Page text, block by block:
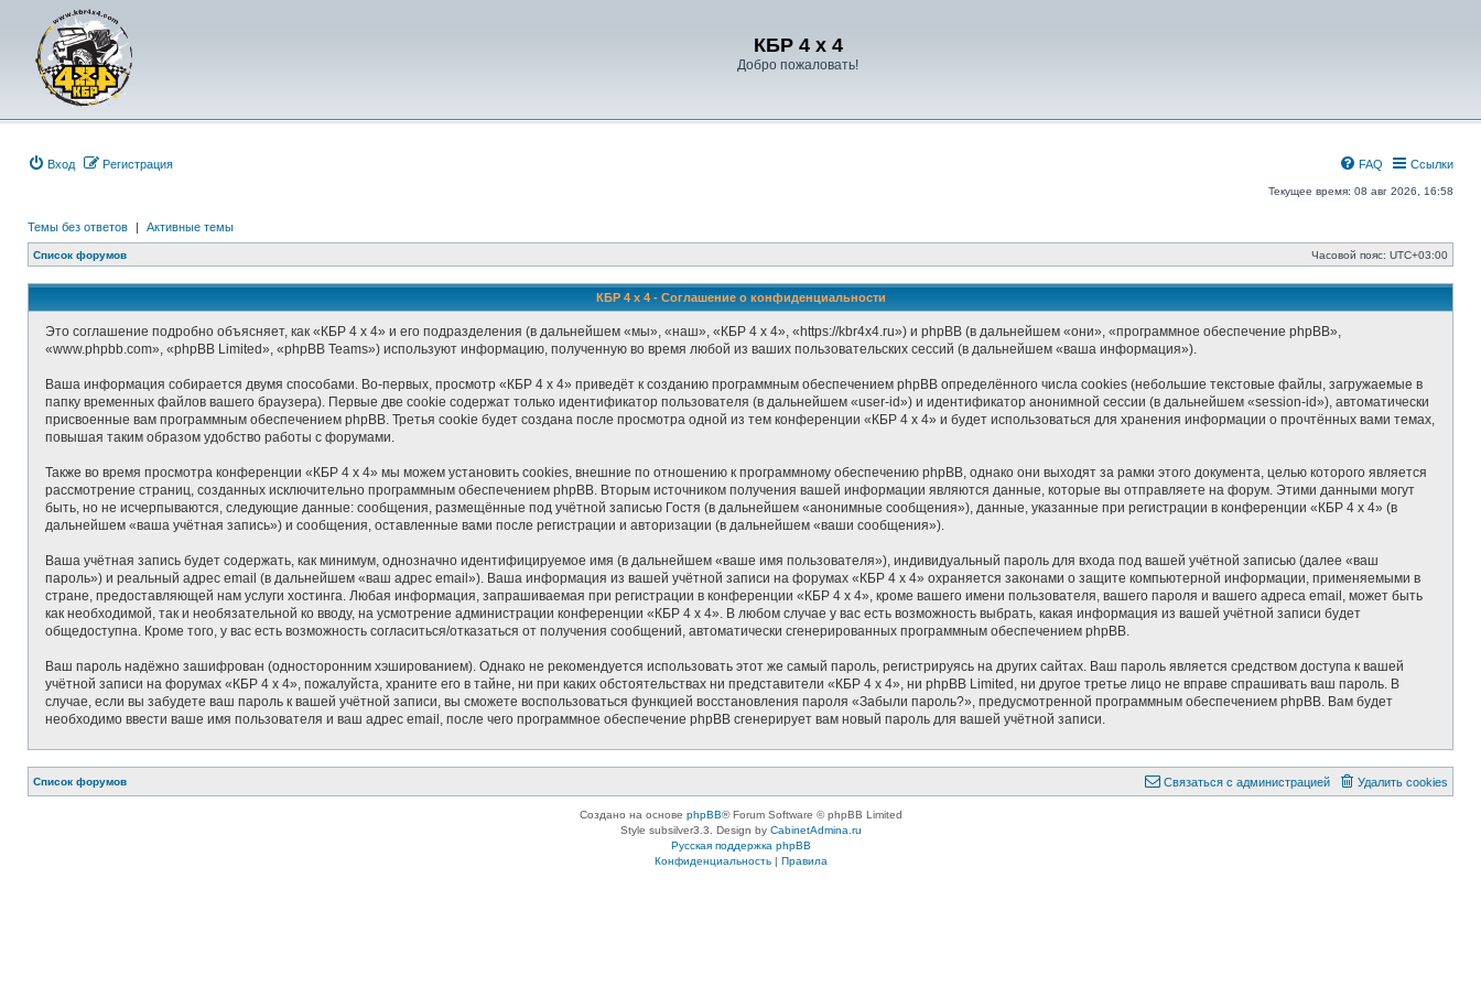
КБР 4 x 4
Добро пожаловать!
Вход Регистрация Ссылки
FAQ
Текущее время: 08 авг 2026, 16:58
Темы без ответов | Активные темы
Список форумов Часовой пояс: UTC+03:00
КБР 4 x 4 - Соглашение о конфиденциальности
Это соглашение подробно объясняет, как «КБР 4 x 4» и его подразделения (в дальнейшем «мы», «наш», «КБР 4 x 4», «https://kbr4x4.ru») и phpBB (в дальнейшем «они», «программное обеспечение phpBB»,
«www.phpbb.com», «phpBB Limited», «phpBB Teams») используют информацию, полученную во время любой из ваших пользовательских сессий (в дальнейшем «ваша информация»).
Ваша информация собирается двумя способами. Во-первых, просмотр «КБР 4 x 4» приведёт к созданию программным обеспечением phpBB определённого числа cookies (небольшие текстовые файлы, загружаемые в
папку временных файлов вашего браузера). Первые две cookie содержат только идентификатор пользователя (в дальнейшем «user-id») и идентификатор анонимной сессии (в дальнейшем «session-id»), автоматически
присвоенные вам программным обеспечением phpBB. Третья cookie будет создана после просмотра одной из тем конференции «КБР 4 x 4» и будет использоваться для хранения информации о прочтённых вами темах,
повышая таким образом удобство работы с форумами.
Также во время просмотра конференции «КБР 4 x 4» мы можем установить cookies, внешние по отношению к программному обеспечению phpBB, однако они выходят за рамки этого документа, целью которого является
рассмотрение страниц, созданных исключительно программным обеспечением phpBB. Вторым источником получения вашей информации являются данные, которые вы отправляете на форум. Этими данными могут
быть, но не исчерпываются, следующие данные: сообщения, размещённые под учётной записью Гостя (в дальнейшем «анонимные сообщения»), данные, указанные при регистрации в конференции «КБР 4 x 4» (в
дальнейшем «ваша учётная запись») и сообщения, оставленные вами после регистрации и авторизации (в дальнейшем «ваши сообщения»).
Ваша учётная запись будет содержать, как минимум, однозначно идентифицируемое имя (в дальнейшем «ваше имя пользователя»), индивидуальный пароль для входа под вашей учётной записью (далее «ваш
пароль») и реальный адрес email (в дальнейшем «ваш адрес email»). Ваша информация из вашей учётной записи на форумах «КБР 4 x 4» охраняется законами о защите компьютерной информации, применяемыми в
стране, предоставляющей нам услуги хостинга. Любая информация, запрашиваемая при регистрации в конференции «КБР 4 x 4», кроме вашего имени пользователя, вашего пароля и вашего адреса email, может быть
как необходимой, так и необязательной ко вводу, на усмотрение администрации конференции «КБР 4 x 4». В любом случае у вас есть возможность выбрать, какая информация из вашей учётной записи будет
общедоступна. Кроме того, у вас есть возможность согласиться/отказаться от получения сообщений, автоматически сгенерированных программным обеспечением phpBB.
Ваш пароль надёжно зашифрован (односторонним хэшированием). Однако не рекомендуется использовать этот же самый пароль, регистрируясь на других сайтах. Ваш пароль является средством доступа к вашей
учётной записи на форумах «КБР 4 x 4», пожалуйста, храните его в тайне, ни при каких обстоятельствах ни представители «КБР 4 x 4», ни phpBB Limited, ни другое третье лицо не вправе спрашивать ваш пароль. В
случае, если вы забудете ваш пароль к вашей учётной записи, вы сможете воспользоваться функцией восстановления пароля «Забыли пароль?», предусмотренной программным обеспечением phpBB. Вам будет
необходимо ввести ваше имя пользователя и ваш адрес email, после чего программное обеспечение phpBB сгенерирует вам новый пароль для вашей учётной записи.
Список форумов Удалить cookies
Связаться с
Связаться с администрацией
Создано на основе phpBB® Forum Software © phpBB Limited
Style subsilver3.3. Design by CabinetAdmina.ru
Русская поддержка phpBB
Конфиденциальность| Правила